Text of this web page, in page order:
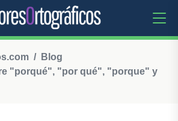
Blog
"porqué", "por qué", "porque" y